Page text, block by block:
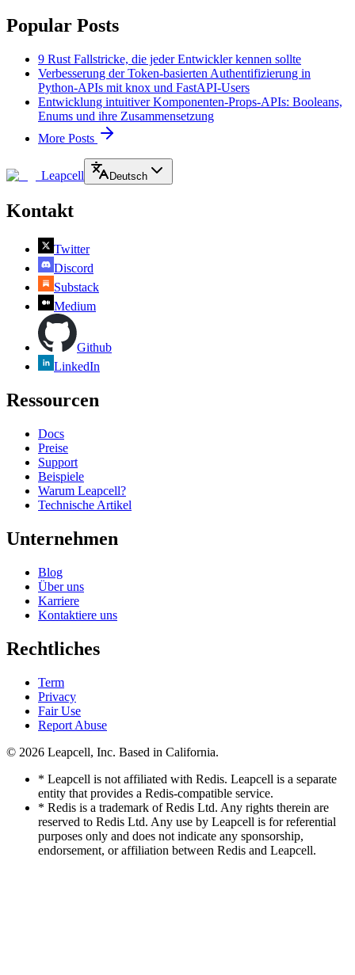
Popular Posts
9 Rust Fallstricke, die jeder Entwickler kennen sollte
Verbesserung der Token-basierten Authentifizierung in
Python-APIs mit knox und FastAPI-Users
Entwicklung intuitiver Komponenten-Props-APIs: Booleans,
Enums und ihre Zusammensetzung
More Posts
Leapcell Deutsch
Kontakt
Twitter
Discord
Substack
Medium
Github
LinkedIn
Ressourcen
Docs
Preise
Support
Beispiele
Warum Leapcell?
Technische Artikel
Unternehmen
Blog
Über uns
Karriere
Kontaktiere uns
Rechtliches
Term
Privacy
Fair Use
Report Abuse
© 2026 Leapcell, Inc. Based in California.
* Leapcell is not affiliated with Redis. Leapcell is a separate
entity that provides a Redis-compatible service.
* Redis is a trademark of Redis Ltd. Any rights therein are
reserved to Redis Ltd. Any use by Leapcell is for referential
purposes only and does not indicate any sponsorship,
endorsement, or affiliation between Redis and Leapcell.